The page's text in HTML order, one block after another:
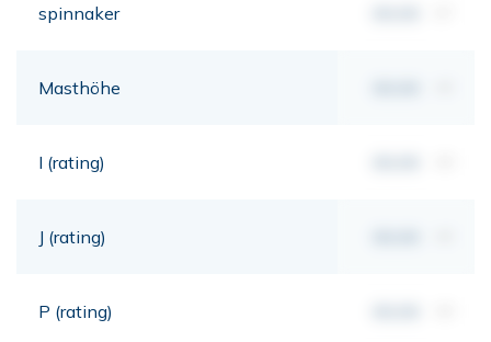
spinnaker
Masthöhe
I (rating)
J (rating)
P (rating)